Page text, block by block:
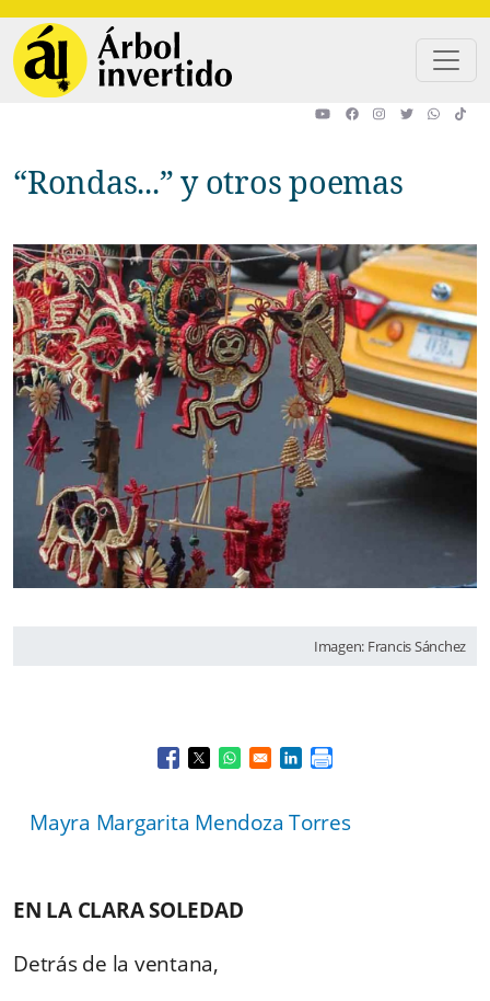
“Rondas...” y otros poemas
Imagen: Francis Sánchez
Opens in a new window
Opens in a new window
Opens in a new window
Opens in a new window
Mayra Margarita Mendoza Torres
EN LA CLARA SOLEDAD
Detrás de la ventana,